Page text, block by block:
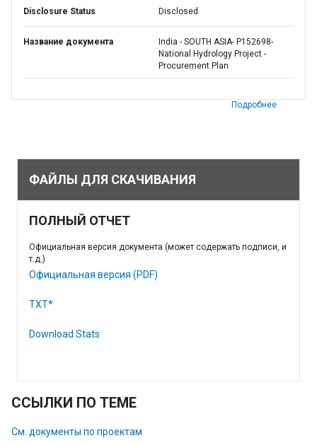
Disclosure Status Disclosed
Название документа
India - SOUTH ASIA- P152698-
National Hydrology Project -
Procurement Plan
Подробнее
ФАЙЛЫ ДЛЯ СКАЧИВАНИЯ
ПОЛНЫЙ ОТЧЕТ
Официальная версия документа (может содержать подписи, и
т.д.)
Официальная версия (PDF)
TXT*
Download Stats
ССЫЛКИ ПО ТЕМЕ
См. документы по проектам